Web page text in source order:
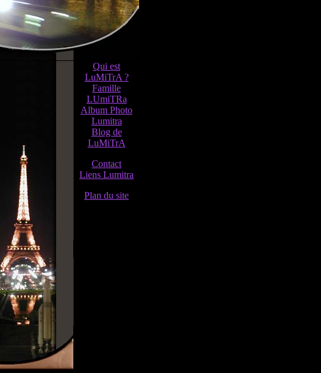
Qui est
LuMiTrA ?
Famille
LUmiTRa
Album Photo
Lumitra
Blog de
LuMiTrA
Contact
Liens Lumitra
Plan du site